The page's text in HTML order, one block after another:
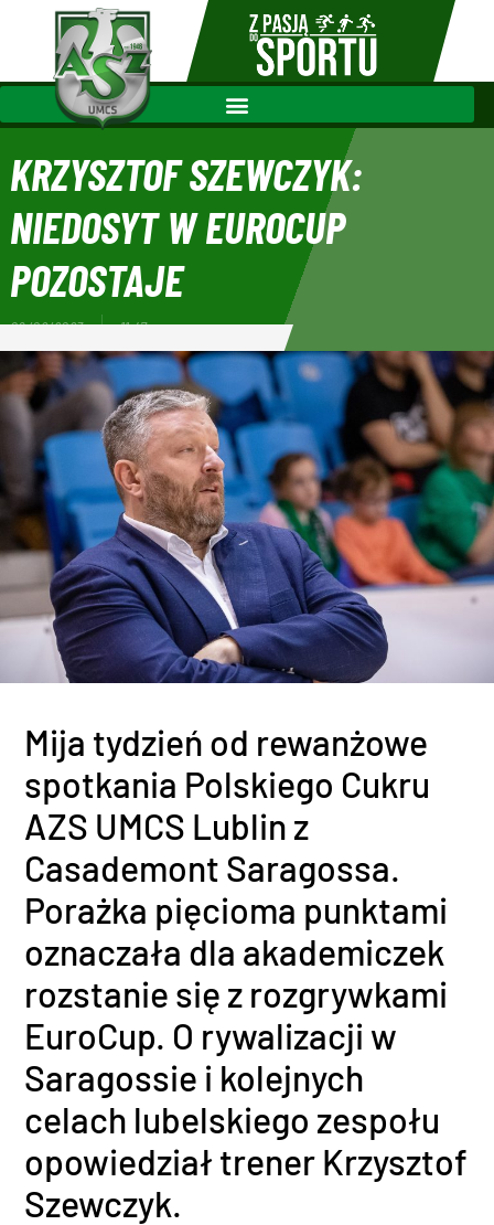
KRZYSZTOF SZEWCZYK:
NIEDOSYT W EUROCUP
POZOSTAJE
08/02/2023 11:47
Mija tydzień od rewanżowe
spotkania Polskiego Cukru
AZS UMCS Lublin z
Casademont Saragossa.
Porażka pięcioma punktami
oznaczała dla akademiczek
rozstanie się z rozgrywkami
EuroCup. O rywalizacji w
Saragossie i kolejnych
celach lubelskiego zespołu
opowiedział trener Krzysztof
Szewczyk.